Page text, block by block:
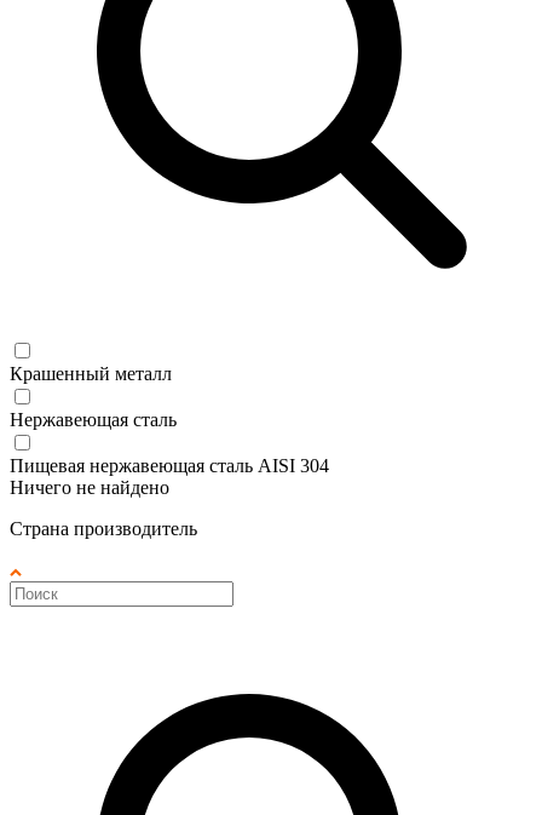
Крашенный металл
Нержавеющая сталь
Пищевая нержавеющая сталь AISI 304
Ничего не найдено
Страна производитель